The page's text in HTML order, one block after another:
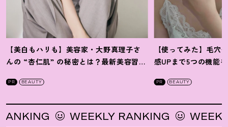
【美白もハリも】美容家・大野真理子さ
んの “杏仁肌” の秘密とは ？ 最新美容習慣
PR BEAUTY
【使ってみた】毛穴
感UPまで5つの機能
PR BEAUTY
WEEKLY RANKING WEEKLY